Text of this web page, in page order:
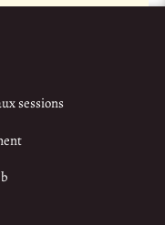
sessions